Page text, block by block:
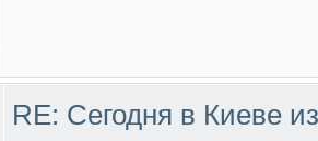
RE: Сегодня в Киеве